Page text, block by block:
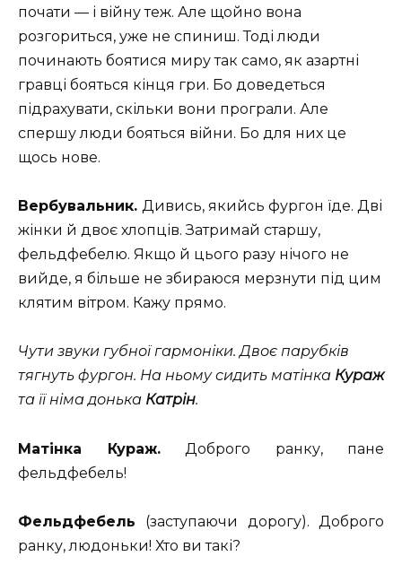
почати — і війну теж. Але щойно вона
розгориться, уже не спиниш. Тоді люди
починають боятися миру так само, як азартні
гравці бояться кінця гри. Бо доведеться
підрахувати, скільки вони програли. Але
спершу люди бояться війни. Бо для них це
щось нове.
Вербувальник. Дивись, якийсь фургон їде. Дві
жінки й двоє хлопців. Затримай старшу,
фельдфебелю. Якщо й цього разу нічого не
вийде, я більше не збираюся мерзнути під цим
клятим вітром. Кажу прямо.
Чути звуки губної гармоніки. Двоє парубків
тягнуть фургон. На ньому сидить матінка Кураж
та її німа донька Катрін.
Матінка Кураж.Доброго ранку, пане
фельдфебель!
Фельдфебель (заступаючи дорогу). Доброго
ранку, людоньки! Хто ви такі?